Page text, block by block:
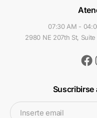
07:30 AM -
2980 NE 207th St,
Suscribirse
Inserte email